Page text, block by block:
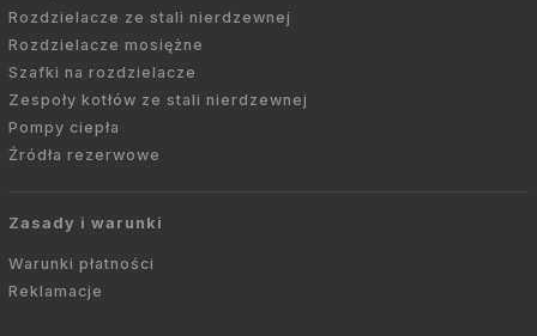
Rozdzielacze ze stali nierdzewnej
Rozdzielacze mosiężne
Szafki na rozdzielacze
Zespoły kotłów ze stali nierdzewnej
Pompy ciepła
Źródła rezerwowe
Zasady i warunki
Warunki płatności
Reklamacje